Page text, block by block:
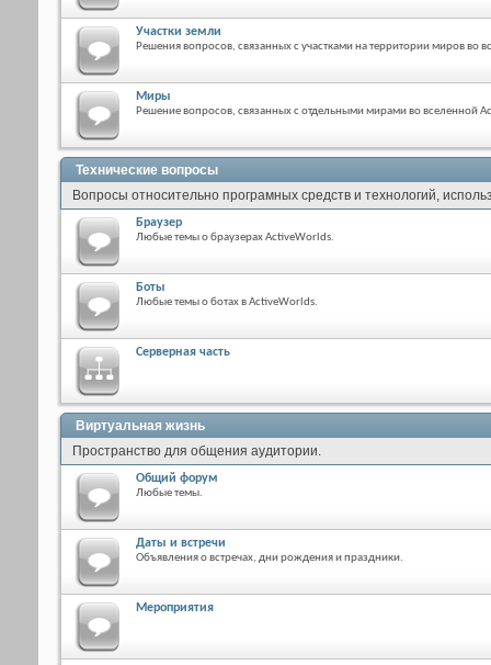
Участки земли
Решения вопросов, связанных с участками на территории миров во
Миры
Решение вопросов, связанных с отдельными мирами во вселенной
Технические вопросы
Вопросы относительно програмных средств и технологий,
Браузер
Любые темы о браузерах ActiveWorlds.
Боты
Любые темы о ботах в ActiveWorlds.
Серверная часть
Виртуальная жизнь
Пространство для общения аудитории.
Общий форум
Любые темы.
Даты и встречи
Объявления о встречах, дни рождения и праздники.
Мероприятия